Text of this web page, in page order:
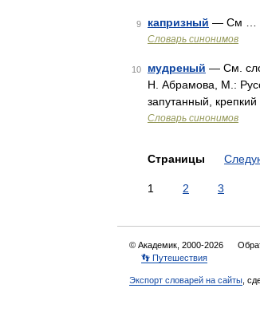
9 капризный — См …
Словарь синонимов
10 мудреный — См.
Н. Абрамова, М.:
запутанный,
Словарь синонимов
Страницы
1 2 3
© Академик, 2000-2026
👣 Путешествия
Экспорт словарей на сайты ,